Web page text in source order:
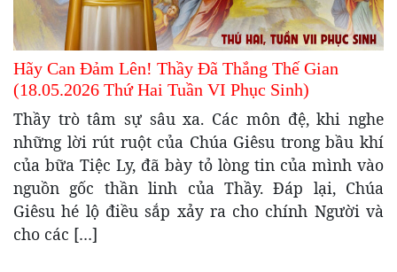
Hãy Can Đảm Lên! Thầy Đã Thắng Thế Gian
(18.05.2026 Thứ Hai Tuần VI Phục Sinh)
Thầy trò tâm sự sâu xa. Các môn đệ, khi nghe
những lời rút ruột của Chúa Giêsu trong bầu khí
của bữa Tiệc Ly, đã bày tỏ lòng tin của mình vào
nguồn gốc thần linh của Thầy. Đáp lại, Chúa
Giêsu hé lộ điều sắp xảy ra cho chính Người và
cho các […]